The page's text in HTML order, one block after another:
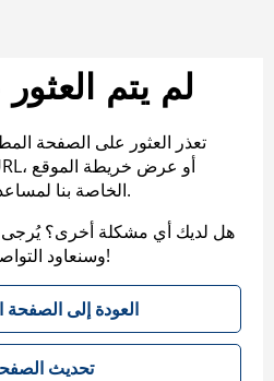
لم يتم
تعذر العثور على الصفحة
الخاصة بنا لمساعدتك في العثور على ما تريد.
هل لديك أي مشكلة أخرى؟ يُرجى
وسنعاود التواصل معك. شكرًا على صبرك!
العودة إلى الصفحة
تحديث الصفحة